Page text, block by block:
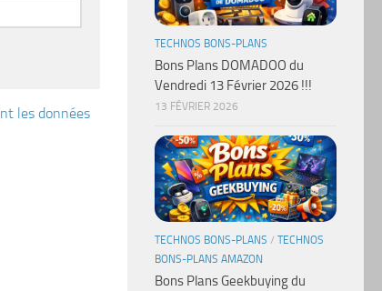
les données
TECHNOS BONS-PLANS
Bons Plans DOMADOO du
Vendredi 13 Février 2026 !!!
13 FÉVRIER 2026
TECHNOS BONS-PLANS / TECHNOS
BONS-PLANS AMAZON
Bons Plans Geekbuying du